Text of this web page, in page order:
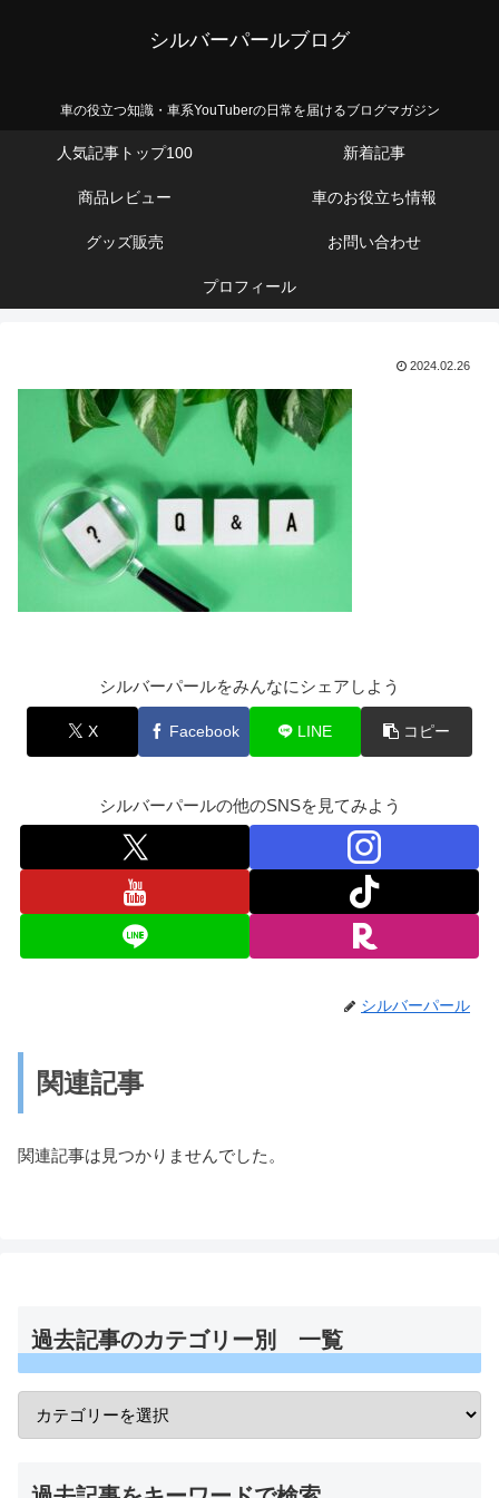
シルバーパールブログ
車の役立つ知識・車系YouTuberの日常を届けるブログマガジン
人気記事トップ100 新着記事
商品レビュー 車のお役立ち情報
グッズ販売 お問い合わせ
プロフィール
2024.02.26
シルバーパールをみんなにシェアしよう
X Facebook LINE コピー
シルバーパールの他のSNSを見てみよう
シルバーパール
関連記事
関連記事は見つかりませんでした。
過去記事のカテゴリー別 一覧